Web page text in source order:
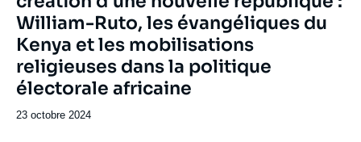
William-Ruto, les évangéliques du
Kenya et les mobilisations
religieuses dans la politique
électorale africaine
Date
23 octobre 2024